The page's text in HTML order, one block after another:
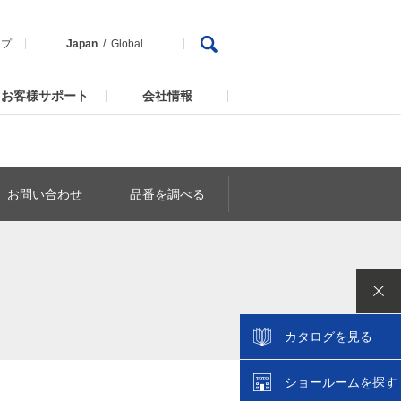
Japan Global
お客様サポート 会社情報
お問い合わせ 品番を調べる
カタログを見る
ショールームを探す